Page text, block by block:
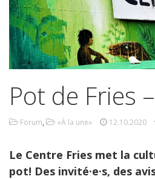
Pot de Fries
Forum, «À la une» 12.10.2020
Le Centre Fries met la
pot! Des invité·e·s, des